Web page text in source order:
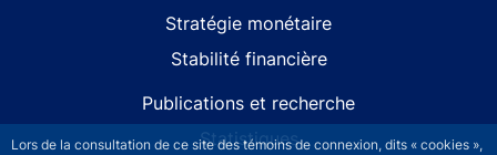
Lors de la consultation de ce site des témoins de connexion, dits « cookies »,
Stratégie monétaire
Stabilité financière
Publications et recherche
Statistiques